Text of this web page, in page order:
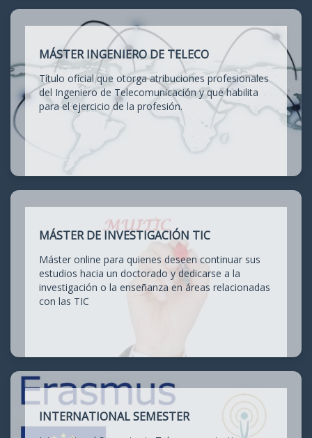
MÁSTER INGENIERO DE TELECO
Título oficial que otorga atribuciones profesionales
del Ingeniero de Telecomunicación y que habilita
para el ejercicio de la profesión.
MÁSTER DE INVESTIGACIÓN TIC
Máster online para quienes deseen continuar sus
estudios hacia un doctorado y dedicarse a la
investigación o la enseñanza en áreas relacionadas
con las TIC
INTERNATIONAL SEMESTER